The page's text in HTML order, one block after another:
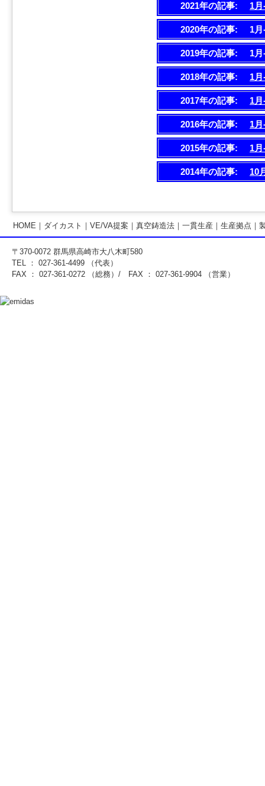
2021年の記事: 1
2020年の記事: 1
2019年の記事: 1
2018年の記事: 1
2017年の記事: 1
2016年の記事: 1
2015年の記事: 1
2014年の記事: 10
HOME ｜ ダイカスト ｜ VE/VA提案 ｜ 真空鋳造法 ｜ 一貫生産 ｜ 生産拠点 ｜
〒370-0072 群馬県高崎市大八木町580
TEL ： 027-361-4499 （代表）
FAX ： 027-361-0272 （総務）/ FAX ： 027-361-9904 （営業）